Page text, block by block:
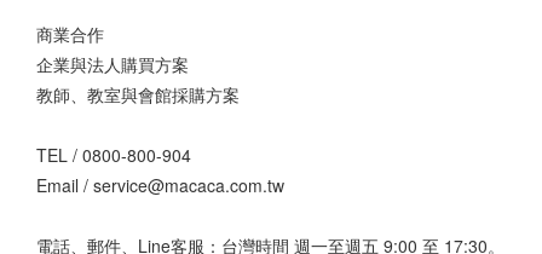
商業合作
企業與法人購買方案
教師、教室與會館採購方案
TEL / 0800-800-904
Email / service@macaca.com.tw
電話、郵件、Line客服：台灣時間 週一至週五 9:00 至 17:30。